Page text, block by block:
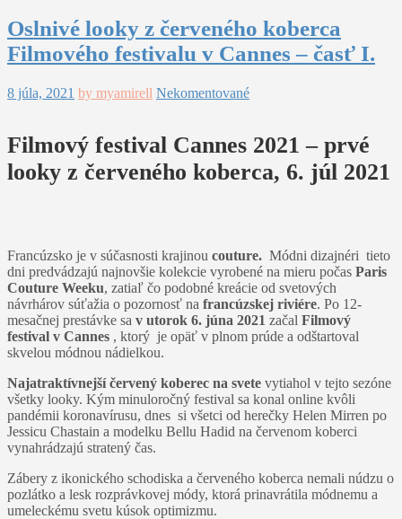
Oslnivé looky z červeného koberca
Filmového festivalu v Cannes – časť I.
8 júla, 2021 by myamirell Nekomentované
Filmový festival Cannes 2021 – prvé
looky z červeného koberca, 6. júl 2021
Francúzsko je v súčasnosti krajinou couture. Módni dizajnéri tieto
dni predvádzajú najnovšie kolekcie vyrobené na mieru počas Paris
Couture Weeku, zatiaľ čo podobné kreácie od svetových
návrhárov súťažia o pozornosť na francúzskej riviére. Po 12-
mesačnej prestávke sa v utorok 6. júna 2021 začal Filmový
festival v Cannes , ktorý je opäť v plnom prúde a odštartoval
skvelou módnou nádielkou.
Najatraktívnejší červený koberec na svete vytiahol v tejto sezóne
všetky looky. Kým minuloročný festival sa konal online kvôli
pandémii koronavírusu, dnes si všetci od herečky Helen Mirren po
Jessicu Chastain a modelku Bellu Hadid na červenom koberci
vynahrádzajú stratený čas.
Zábery z ikonického schodiska a červeného koberca nemali núdzu o
pozlátko a lesk rozprávkovej módy, ktorá prinavrátila módnemu a
umeleckému svetu kúsok optimizmu.